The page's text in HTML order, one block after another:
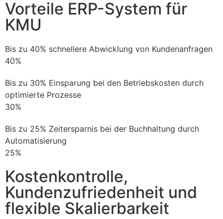
Vorteile ERP-System für
KMU
Bis zu 40% schnellere Abwicklung von Kundenanfragen
40%
Bis zu 30% Einsparung bei den Betriebskosten durch
optimierte Prozesse
30%
Bis zu 25% Zeitersparnis bei der Buchhaltung durch
Automatisierung
25%
Kostenkontrolle,
Kundenzufriedenheit und
flexible Skalierbarkeit